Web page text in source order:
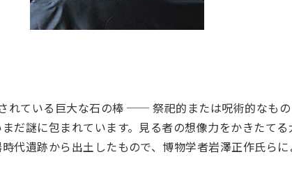
れている巨大な石の棒 ── 祭祀的または呪術的なも
だ謎に包まれています。見る者の想像力をかきたて
代遺跡から出土したもので、博物学者岩澤正作氏ら